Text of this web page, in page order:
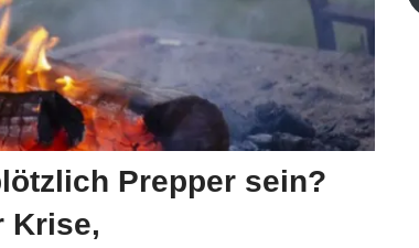
Prepper sein?
Krise,